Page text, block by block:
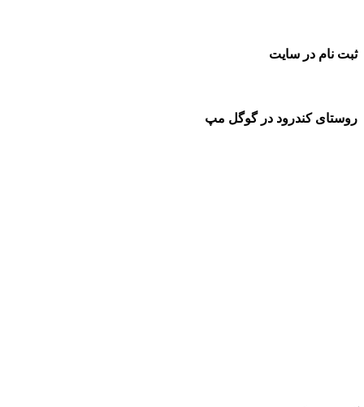
ثبت نام در سایت
روستای کندرود در گوگل مپ